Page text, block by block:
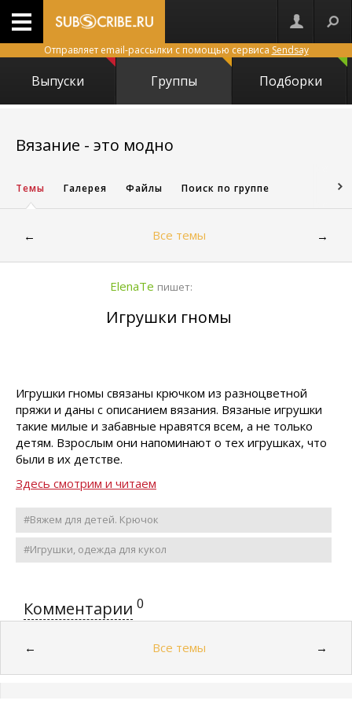
Отправляет email-рассылки с помощью сервиса Sendsay
Выпуски Группы Подборки
Вязание - это модно
Темы Галерея Файлы Поиск по группе
← Все темы →
ElenaTe пишет:
Игрушки гномы
Игрушки гномы связаны крючком из разноцветной
пряжи и даны с описанием вязания. Вязаные игрушки
такие милые и забавные нравятся всем, а не только
детям. Взрослым они напоминают о тех игрушках, что
были в их детстве.
Здесь смотрим и читаем
#Вяжем для детей. Крючок
#Игрушки, одежда для кукол
Комментарии 0
← Все темы →